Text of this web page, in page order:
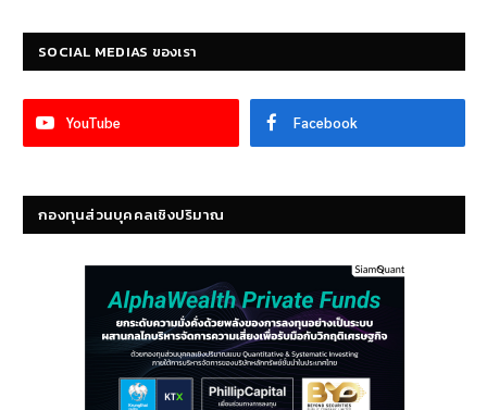
SOCIAL MEDIAS ของเรา
YouTube Facebook
กองทุนส่วนบุคคลเชิงปริมาณ